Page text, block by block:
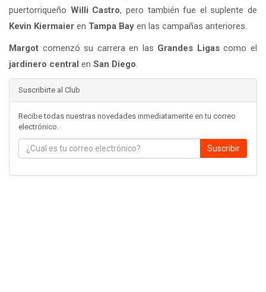
puertorriqueño Willi Castro, pero también fue el suplente de
Kevin Kiermaier en Tampa Bay en las campañas anteriores.
Margot comenzó su carrera en las Grandes Ligascomo el
jardinero central en San Diego.
Suscribirte al Club
Recibe todas nuestras novedades inmediatamente en tu correo
electrónico.
Suscribir